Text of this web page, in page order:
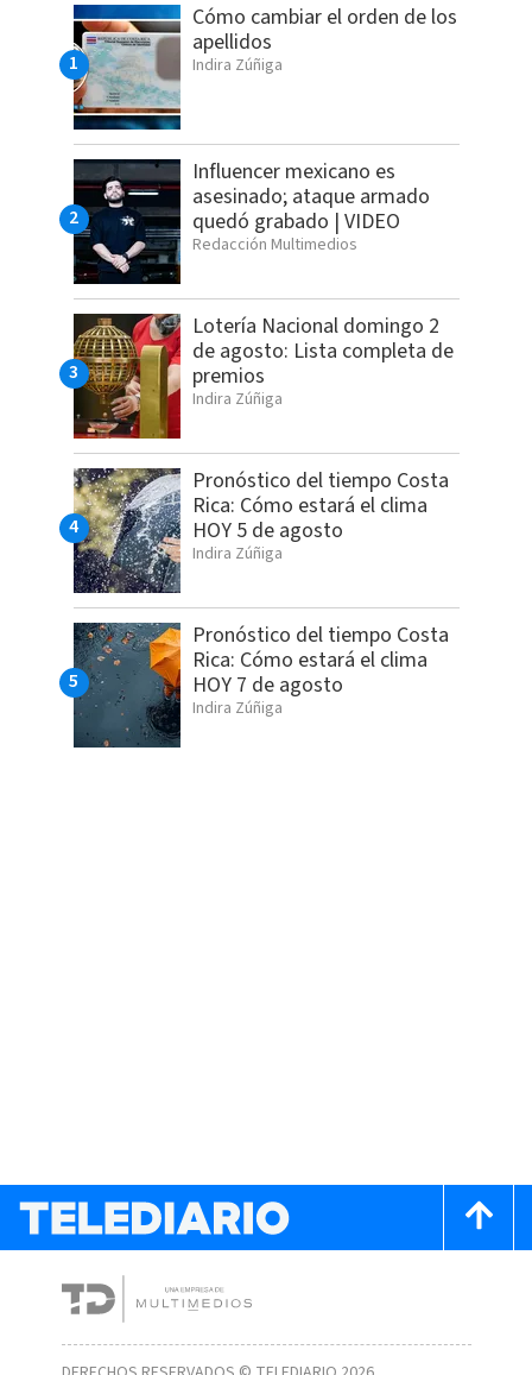
Cómo cambiar el orden de los
apellidos
Indira Zúñiga
Influencer mexicano es
asesinado; ataque armado
quedó grabado | VIDEO
Redacción Multimedios
Lotería Nacional domingo 2
de agosto: Lista completa de
premios
Indira Zúñiga
Pronóstico del tiempo Costa
Rica: Cómo estará el clima
HOY 5 de agosto
Indira Zúñiga
Pronóstico del tiempo Costa
Rica: Cómo estará el clima
HOY 7 de agosto
Indira Zúñiga